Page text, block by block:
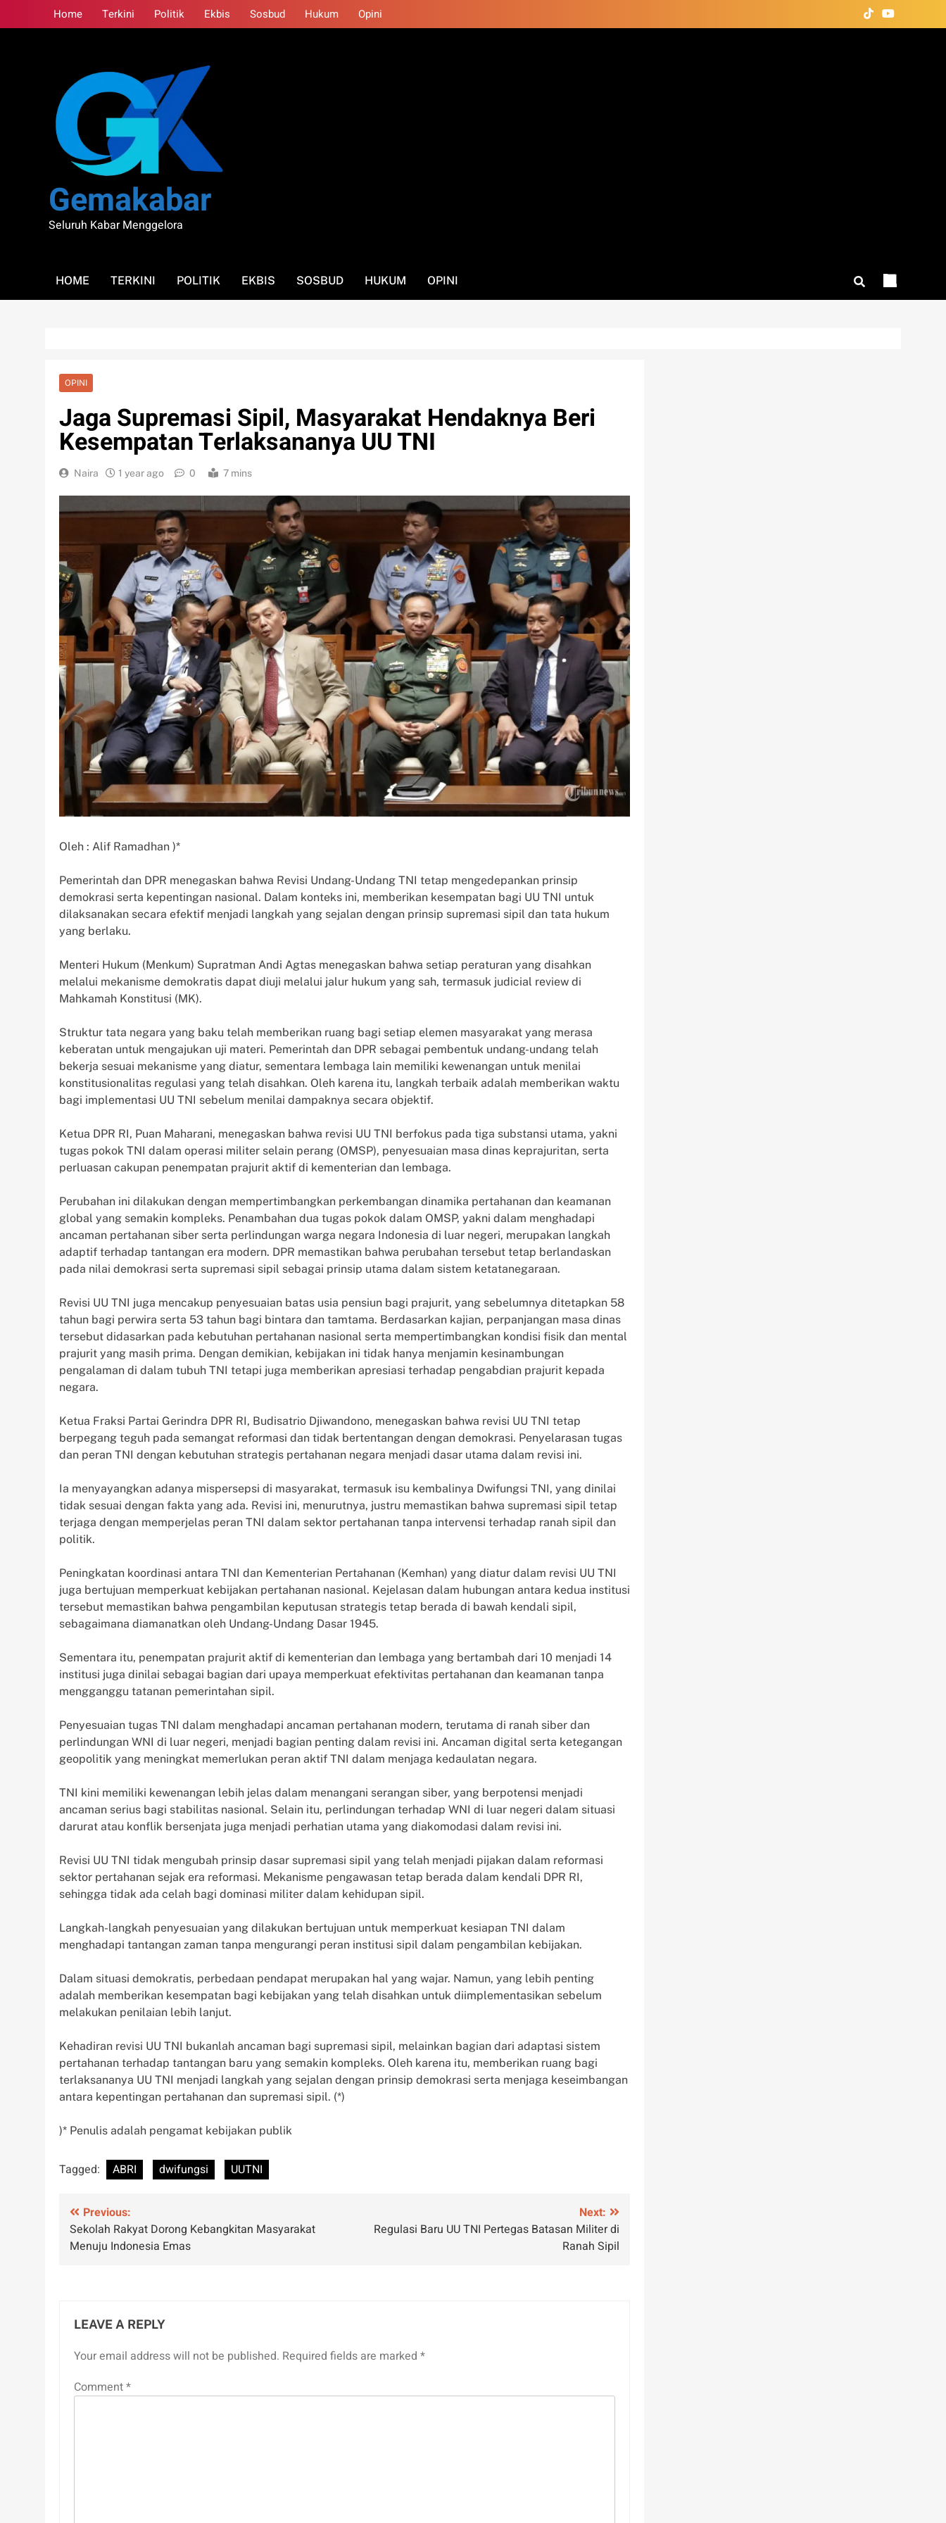
to
Home Terkini Politik Ekbis Sosbud Hukum Opini
Gemakabar
Seluruh Kabar Menggelora
HOME TERKINI POLITIK EKBIS SOSBUD HUKUM OPINI
OPINI
Jaga Supremasi Sipil, Masyarakat Hendaknya Beri
Kesempatan Terlaksananya UU TNI
Naira 1 year ago 0 7 mins
Oleh : Alif Ramadhan )*
Pemerintah dan DPR menegaskan bahwa Revisi Undang-Undang TNI tetap mengedepankan prinsip
demokrasi serta kepentingan nasional. Dalam konteks ini, memberikan kesempatan bagi UU TNI untuk
dilaksanakan secara efektif menjadi langkah yang sejalan dengan prinsip supremasi sipil dan tata hukum
yang berlaku.
Menteri Hukum (Menkum) Supratman Andi Agtas menegaskan bahwa setiap peraturan yang disahkan
melalui mekanisme demokratis dapat diuji melalui jalur hukum yang sah, termasuk judicial review di
Mahkamah Konstitusi (MK).
Struktur tata negara yang baku telah memberikan ruang bagi setiap elemen masyarakat yang merasa
keberatan untuk mengajukan uji materi. Pemerintah dan DPR sebagai pembentuk undang-undang telah
bekerja sesuai mekanisme yang diatur, sementara lembaga lain memiliki kewenangan untuk menilai
konstitusionalitas regulasi yang telah disahkan. Oleh karena itu, langkah terbaik adalah memberikan waktu
bagi implementasi UU TNI sebelum menilai dampaknya secara objektif.
Ketua DPR RI, Puan Maharani, menegaskan bahwa revisi UU TNI berfokus pada tiga substansi utama, yakni
tugas pokok TNI dalam operasi militer selain perang (OMSP), penyesuaian masa dinas keprajuritan, serta
perluasan cakupan penempatan prajurit aktif di kementerian dan lembaga.
Perubahan ini dilakukan dengan mempertimbangkan perkembangan dinamika pertahanan dan keamanan
global yang semakin kompleks. Penambahan dua tugas pokok dalam OMSP, yakni dalam menghadapi
ancaman pertahanan siber serta perlindungan warga negara Indonesia di luar negeri, merupakan langkah
adaptif terhadap tantangan era modern. DPR memastikan bahwa perubahan tersebut tetap berlandaskan
pada nilai demokrasi serta supremasi sipil sebagai prinsip utama dalam sistem ketatanegaraan.
Revisi UU TNI juga mencakup penyesuaian batas usia pensiun bagi prajurit, yang sebelumnya ditetapkan 58
tahun bagi perwira serta 53 tahun bagi bintara dan tamtama. Berdasarkan kajian, perpanjangan masa dinas
tersebut didasarkan pada kebutuhan pertahanan nasional serta mempertimbangkan kondisi fisik dan mental
prajurit yang masih prima. Dengan demikian, kebijakan ini tidak hanya menjamin kesinambungan
pengalaman di dalam tubuh TNI tetapi juga memberikan apresiasi terhadap pengabdian prajurit kepada
negara.
Ketua Fraksi Partai Gerindra DPR RI, Budisatrio Djiwandono, menegaskan bahwa revisi UU TNI tetap
berpegang teguh pada semangat reformasi dan tidak bertentangan dengan demokrasi. Penyelarasan tugas
dan peran TNI dengan kebutuhan strategis pertahanan negara menjadi dasar utama dalam revisi ini.
Ia menyayangkan adanya mispersepsi di masyarakat, termasuk isu kembalinya Dwifungsi TNI, yang dinilai
tidak sesuai dengan fakta yang ada. Revisi ini, menurutnya, justru memastikan bahwa supremasi sipil tetap
terjaga dengan memperjelas peran TNI dalam sektor pertahanan tanpa intervensi terhadap ranah sipil dan
politik.
Peningkatan koordinasi antara TNI dan Kementerian Pertahanan (Kemhan) yang diatur dalam revisi UU TNI
juga bertujuan memperkuat kebijakan pertahanan nasional. Kejelasan dalam hubungan antara kedua institusi
tersebut memastikan bahwa pengambilan keputusan strategis tetap berada di bawah kendali sipil,
sebagaimana diamanatkan oleh Undang-Undang Dasar 1945.
Sementara itu, penempatan prajurit aktif di kementerian dan lembaga yang bertambah dari 10 menjadi 14
institusi juga dinilai sebagai bagian dari upaya memperkuat efektivitas pertahanan dan keamanan tanpa
mengganggu tatanan pemerintahan sipil.
Penyesuaian tugas TNI dalam menghadapi ancaman pertahanan modern, terutama di ranah siber dan
perlindungan WNI di luar negeri, menjadi bagian penting dalam revisi ini. Ancaman digital serta ketegangan
geopolitik yang meningkat memerlukan peran aktif TNI dalam menjaga kedaulatan negara.
TNI kini memiliki kewenangan lebih jelas dalam menangani serangan siber, yang berpotensi menjadi
ancaman serius bagi stabilitas nasional. Selain itu, perlindungan terhadap WNI di luar negeri dalam situasi
darurat atau konflik bersenjata juga menjadi perhatian utama yang diakomodasi dalam revisi ini.
Revisi UU TNI tidak mengubah prinsip dasar supremasi sipil yang telah menjadi pijakan dalam reformasi
sektor pertahanan sejak era reformasi. Mekanisme pengawasan tetap berada dalam kendali DPR RI,
sehingga tidak ada celah bagi dominasi militer dalam kehidupan sipil.
Langkah-langkah penyesuaian yang dilakukan bertujuan untuk memperkuat kesiapan TNI dalam
menghadapi tantangan zaman tanpa mengurangi peran institusi sipil dalam pengambilan kebijakan.
Dalam situasi demokratis, perbedaan pendapat merupakan hal yang wajar. Namun, yang lebih penting
adalah memberikan kesempatan bagi kebijakan yang telah disahkan untuk diimplementasikan sebelum
melakukan penilaian lebih lanjut.
Kehadiran revisi UU TNI bukanlah ancaman bagi supremasi sipil, melainkan bagian dari adaptasi sistem
pertahanan terhadap tantangan baru yang semakin kompleks. Oleh karena itu, memberikan ruang bagi
terlaksananya UU TNI menjadi langkah yang sejalan dengan prinsip demokrasi serta menjaga keseimbangan
antara kepentingan pertahanan dan supremasi sipil. (*)
)* Penulis adalah pengamat kebijakan publik
Tagged: ABRI dwifungsi UUTNI
Post
navigation
Previous:
Sekolah Rakyat Dorong Kebangkitan Masyarakat
Menuju Indonesia Emas
Next:
Regulasi Baru UU TNI Pertegas Batasan Militer di
Ranah Sipil
LEAVE A REPLY
Your email address will not be published. Required fields are marked *
Comment*